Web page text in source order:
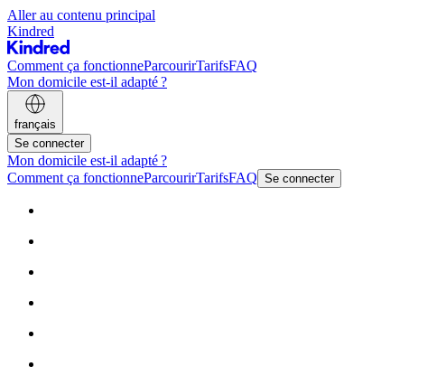
Aller au contenu principal
Kindred
Comment ça fonctionneParcourirTarifsFAQ
Mon domicile est-il adapté ?
français
Se connecter
Mon domicile est-il adapté ?
Comment ça fonctionneParcourirTarifsFAQ Se connecter